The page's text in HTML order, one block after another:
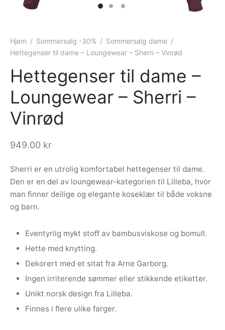
Hjem / Sommersalg -30% / Sommersalg dame /
Hettegenser til dame – Loungewear – Sherri – Vinrød
Hettegenser til dame –
Loungewear – Sherri –
Vinrød
949.00 kr
Sherri er en utrolig komfortabel hettegenser til dame.
Den er en del av loungewear-kategorien til Lilleba, hvor
man finner deilige og elegante koseklær til både voksne
og barn.
Eventyrlig mykt stoff av bambusviskose og bomull.
Hette med knytting.
Dekorert med et sitat fra Arne Garborg.
Ingen irriterende sømmer eller stikkende etiketter.
Unikt norsk design fra Lilleba.
Finnes i flere ulike farger.
teppe